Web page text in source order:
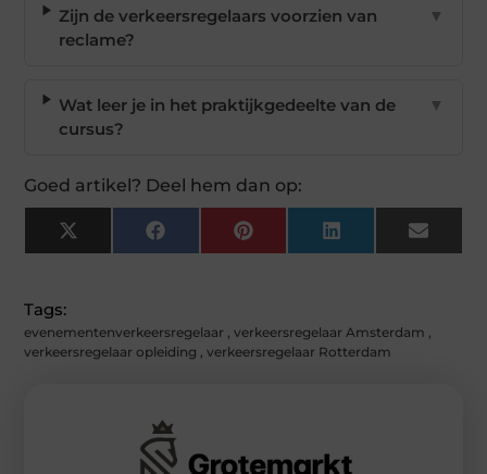
Zijn de verkeersregelaars voorzien van
reclame?
▼
Wat leer je in het praktijkgedeelte van de
cursus?
▼
Goed artikel? Deel hem dan op:
X
(Twitter)
FacebookPinterest LinkedIn Email
Tags:
evenementenverkeersregelaar ,verkeersregelaar Amsterdam ,
verkeersregelaar opleiding ,verkeersregelaar Rotterdam